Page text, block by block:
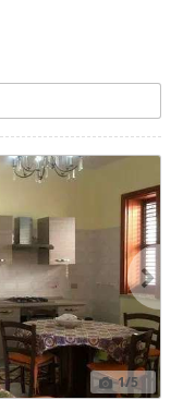
1/5